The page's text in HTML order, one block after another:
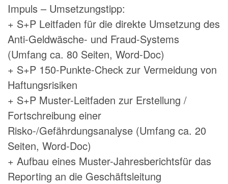
Impuls – Umsetzungstipp:
+ S+P Leitfaden für die direkte Umsetzung des
Anti-Geldwäsche- und Fraud-Systems
(Umfang ca. 80 Seiten, Word-Doc)
+ S+P 150-Punkte-Check zur Vermeidung von
Haftungsrisiken
+ S+P Muster-Leitfaden zur Erstellung /
Fortschreibung einer
Risko-/Gefährdungsanalyse (Umfang ca. 20
Seiten, Word-Doc)
+ Aufbau eines Muster-Jahresberichtsfür das
Reporting an die Geschäftsleitung